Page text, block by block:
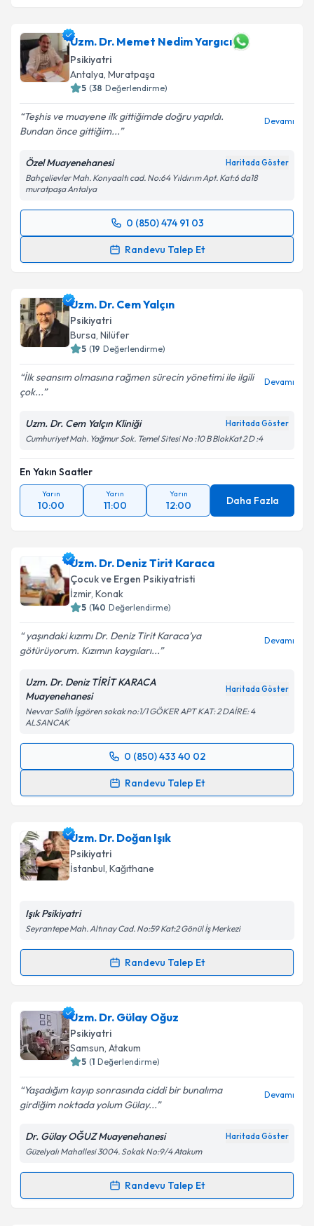
Uzm. Dr. Memet Nedim Yargıcı
Psikiyatri
Antalya, Muratpaşa
5 (38 Değerlendirme)
Teşhis ve muayene ilk gittiğimde doğru yapıldı.
Bundan önce gittiğim...
Devamı
Özel Muayenehanesi Haritada Göster
Bahçelievler Mah. Konyaaltı cad. No:64 Yıldırım Apt. Kat:6 da18
muratpaşa Antalya
0 (850) 474 91 03
Randevu Talep Et
Randevu Takvimi Talebi
için bir takvim hazırlandığında e-posta ile
bilgilendireceğiz.
E-posta Adresiniz
Metni'ni okudum ve kişisel verilerimin belirtilen
kapsamda işlenmesini kabul ediyorum.
Takvim Talebini Gönder
Uzm. Dr. Cem Yalçın
Psikiyatri
Bursa, Nilüfer
5 (19 Değerlendirme)
İlk seansım olmasına rağmen sürecin yönetimi ile ilgili
çok...
Devamı
Uzm. Dr. Cem Yalçın Kliniği Haritada Göster
Cumhuriyet Mah. Yağmur Sok. Temel Sitesi No :10 B BlokKat 2 D :4
En Yakın Saatler
Yarın
10:00
Yarın
11:00
Yarın
12:00 Daha Fazla
Uzm. Dr. Deniz Tirit Karaca
Çocuk ve Ergen Psikiyatristi
İzmir, Konak
5 (140 Değerlendirme)
yaşındaki kızımı Dr. Deniz Tirit Karaca’ya
götürüyorum. Kızımın kaygıları...
Devamı
Uzm. Dr. Deniz TİRİT KARACA
Muayenehanesi
Haritada Göster
Nevvar Salih İşgören sokak no:1/1 GÖKER APT KAT: 2 DAİRE: 4
ALSANCAK
0 (850) 433 40 02
Randevu Talep Et
Randevu Takvimi Talebi
için bir takvim hazırlandığında e-posta ile
bilgilendireceğiz.
E-posta Adresiniz
Kişisel verilerimin işlenmesine ilişkinAydınlatma
'ni okudum ve kişisel verilerimin belirtilen
kapsamda işlenmesini kabul ediyorum.
Takvim Talebini Gönder
Uzm. Dr. Doğan Işık
Psikiyatri
İstanbul, Kağıthane
Işık Psikiyatri
Seyrantepe Mah. Altınay Cad. No:59 Kat:2 Gönül İş Merkezi
Randevu Talep Et
Randevu Takvimi Talebi
Uzm. Dr. Doğan Işıkiçin randevu takvimi talebi
oluşturun. Size bu uzmandan randevu almanız için bir
takvim hazırlandığında e-posta ile bilgilendireceğiz.
Kişisel verilerimin işlenmesine ilişkin
Aydınlatma
Metni'ni okudum ve kişisel verilerimin belirtilen
kapsamda işlenmesini kabul ediyorum.
Uzm. Dr. Gülay Oğuz
Psikiyatri
Samsun, Atakum
5 (1 Değerlendirme)
Yaşadığım kayıp sonrasında ciddi bir bunalıma
girdiğim noktada yolum Gülay...
Devamı
Dr. Gülay OĞUZ Muayenehanesi Haritada Göster
Güzelyalı Mahallesi 3004. Sokak No:9/4 Atakum
Randevu Talep Et
Randevu Takvimi Talebi